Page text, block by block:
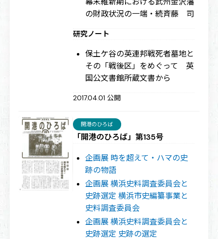
の財政状況の一端・続斉藤 司
研究ノート
保土ケ谷の英連邦戦死者墓地と
その「戦後区」をめぐって 英
国公文書館所蔵文書から
2017.04.01 公開
「開港のひろば」第135号
開港のひろば
企画展 時を超えて・ハマの史
跡の物語
企画展 横浜史料調査委員会と
史跡選定 横浜市史編纂事業と
史料調査委員会
企画展 横浜史料調査委員会と
史跡選定 史跡の選定